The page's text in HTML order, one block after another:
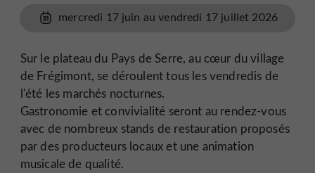
mercredi 17 juin au vendredi 17 juillet 2026
Sur le plateau du Pays de Serre, au cœur du village
de Frégimont, se déroulent tous les vendredis de
l'été les marchés nocturnes.
Gastronomie et convivialité seront au rendez-vous
avec de nombreux stands de restauration proposés
par des producteurs locaux et une animation
musicale de qualité.